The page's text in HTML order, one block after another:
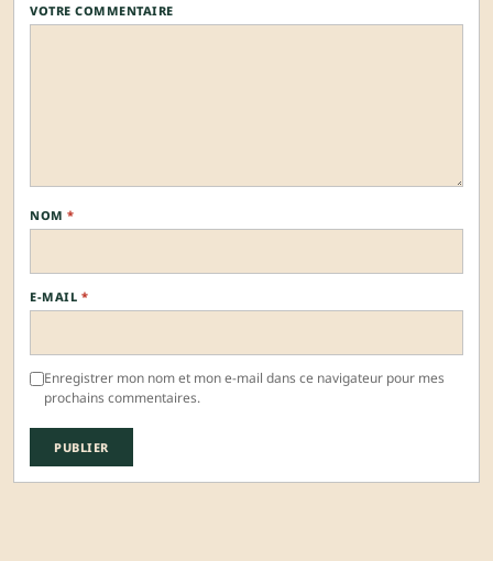
VOTRE COMMENTAIRE
NOM *
E-MAIL *
Enregistrer mon nom et mon e-mail dans ce navigateur pour mes
prochains commentaires.